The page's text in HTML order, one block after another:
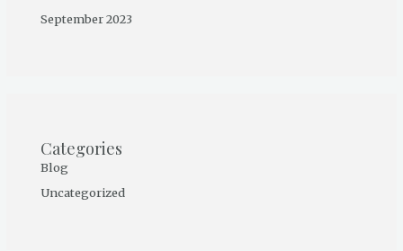
September 2023
Categories
Blog
Uncategorized